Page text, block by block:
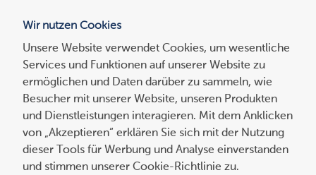
Suchen
nach:
Was ist Plone? Die wichtigsten Fakten zum
Wir nutzen Cookies
Unsere Website verwendet Cookies, um wesentliche
Services und Funktionen auf unserer Website zu
ermöglichen und Daten darüber zu sammeln, wie
Besucher mit unserer Website, unseren Produkten
und Dienstleistungen interagieren. Mit dem Anklicken
von „Akzeptieren“ erklären Sie sich mit der Nutzung
dieser Tools für Werbung und Analyse einverstanden
und stimmen unserer Cookie-Richtlinie zu.